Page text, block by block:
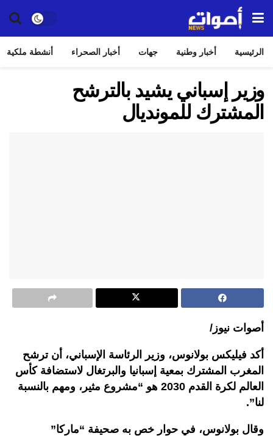
الرئيسية أخبار وطنية جهات أخبار الصحراء أنشطة ملكية
وزير إسباني يشيد بالترشح
المشترك للمونديال
أصوات نيوز/
أكد فيليكس بولانوس، وزير الرئاسة الإسباني، أن ترشح
المغرب المشترك بمعية إسبانيا والبرتغال لاستضافة كأس
العالم لكرة القدم 2030 هو “مشروع مثير، ومهم بالنسبة
لنا”.
وقال بولانوس، في حوار خص به صحيفة “ماركا”